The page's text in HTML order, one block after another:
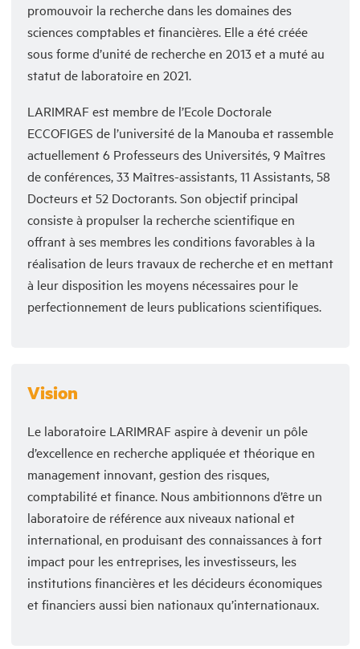
promouvoir la recherche dans les domaines des
sciences comptables et financières. Elle a été créée
sous forme d’unité de recherche en 2013 et a muté au
statut de laboratoire en 2021.
LARIMRAF est membre de l’Ecole Doctorale
ECCOFIGES de l’université de la Manouba et rassemble
actuellement 6 Professeurs des Universités, 9 Maîtres
de conférences, 33 Maîtres-assistants, 11 Assistants, 58
Docteurs et 52 Doctorants. Son objectif principal
consiste à propulser la recherche scientifique en
offrant à ses membres les conditions favorables à la
réalisation de leurs travaux de recherche et en mettant
à leur disposition les moyens nécessaires pour le
perfectionnement de leurs publications scientifiques.
Vision
Le laboratoire LARIMRAF aspire à devenir un pôle
d’excellence en recherche appliquée et théorique en
management innovant, gestion des risques,
comptabilité et finance. Nous ambitionnons d’être un
laboratoire de référence aux niveaux national et
international, en produisant des connaissances à fort
impact pour les entreprises, les investisseurs, les
institutions financières et les décideurs économiques
et financiers aussi bien nationaux qu’internationaux.